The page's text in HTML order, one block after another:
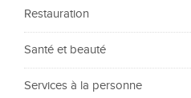
Restauration
Santé et beauté
Services à la personne